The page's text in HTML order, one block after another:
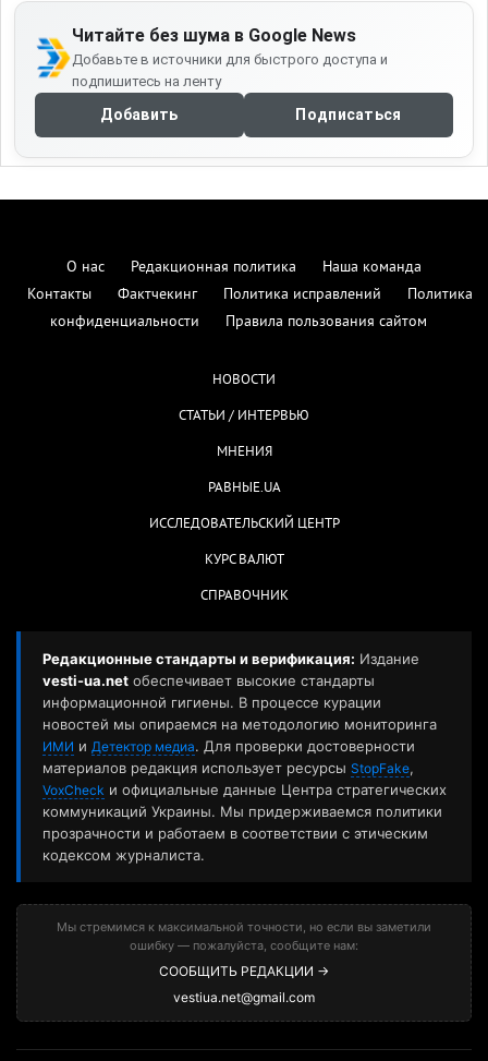
Читайте без шума в Google News
Добавьте в источники для быстрого доступа и
подпишитесь на ленту
Добавить Подписаться
О нас Редакционная политика
Наша команда
Контакты
Фактчекинг Политика исправлений
Политика
конфиденциальности
Правила пользования сайтом
НОВОСТИ
СТАТЬИ / ИНТЕРВЬЮ
МНЕНИЯ
РАВНЫЕ.UA
ИССЛЕДОВАТЕЛЬСКИЙ ЦЕНТР
КУРС ВАЛЮТ
СПРАВОЧНИК
Редакционные стандарты и верификация: Издание
vesti-ua.net обеспечивает высокие стандарты
информационной гигиены. В процессе курации
новостей мы опираемся на методологию мониторинга
ИМИ и Детектор медиа. Для проверки достоверности
материалов редакция использует ресурсы StopFake,
VoxCheck и официальные данные Центра стратегических
коммуникаций Украины. Мы придерживаемся политики
прозрачности и работаем в соответствии с этическим
кодексом журналиста.
Мы стремимся к максимальной точности, но если вы заметили
ошибку — пожалуйста, сообщите нам:
СООБЩИТЬ РЕДАКЦИИ →
vestiua.net@gmail.com